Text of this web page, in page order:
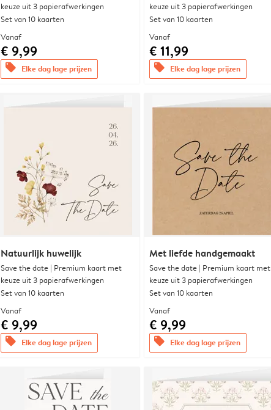
keuze uit 3 papierafwerkingen
Set van 10 kaarten
Vanaf
€ 9,99
offers Elke dag lage prijzen
keuze uit 3 papierafwerkingen
Set van 10 kaarten
Vanaf
€ 11,99
offers Elke dag lage prijzen
Natuurlijk huwelijk
Save the date | Premium kaart met
keuze uit 3 papierafwerkingen
Set van 10 kaarten
Vanaf
€ 9,99
offers Elke dag lage prijzen
Met liefde handgemaakt
Save the date | Premium kaart met
keuze uit 3 papierafwerkingen
Set van 10 kaarten
Vanaf
€ 9,99
offers Elke dag lage prijzen